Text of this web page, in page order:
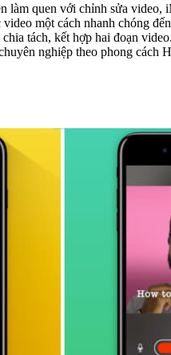
thả đơn giản, bạn có thể dễ dàng ghép nối các đoạn phim với nhau, cắt độ dài, và thêm
tách, kết hợp hai đoạn
Mac, có một chức năng để chuyển clip từ điện thoại iPhone vào máy tính để